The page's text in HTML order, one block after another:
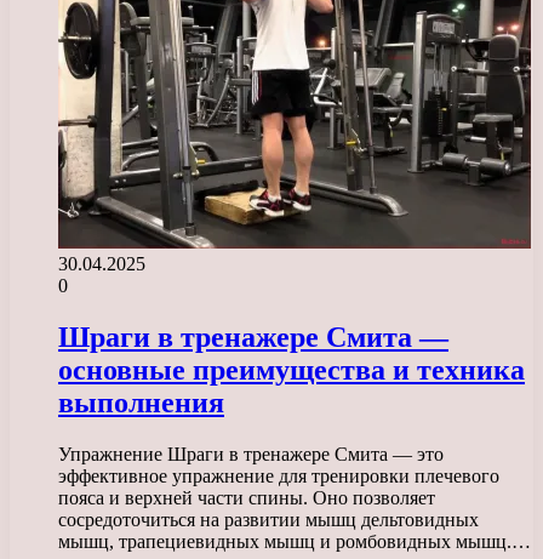
30.04.2025
0
Шраги в тренажере Смита —
основные преимущества и техника
выполнения
Упражнение Шраги в тренажере Смита — это
эффективное упражнение для тренировки плечевого
пояса и верхней части спины. Оно позволяет
сосредоточиться на развитии мышц дельтовидных
мышц, трапециевидных мышц и ромбовидных мышц.…